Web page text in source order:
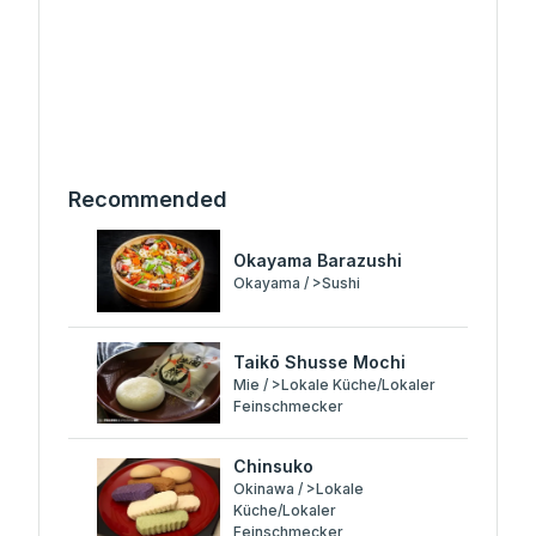
Recommended
Okayama Barazushi
Okayama / >Sushi
Taikō Shusse Mochi
Mie / >Lokale Küche/Lokaler
Feinschmecker
Chinsuko
Okinawa / >Lokale
Küche/Lokaler
Feinschmecker